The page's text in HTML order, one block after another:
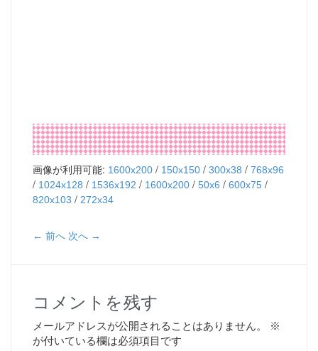
画像が利用可能: 1600x200 / 150x150 / 300x38 / 768x96
/ 1024x128 / 1536x192 / 1600x200 / 50x6 / 600x75 /
820x103 / 272x34
← 前へ 次へ →
コメントを残す
メールアドレスが公開されることはありません。
※
が付いている欄は必須項目です